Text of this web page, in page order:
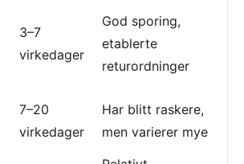
3–7
virkedager
God sporing,
etablerte
returordninger
7–20
virkedager
Har blitt raskere,
men varierer mye